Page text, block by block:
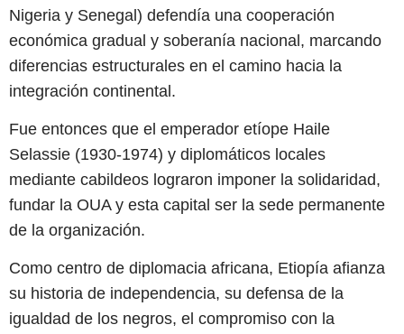
Nigeria y Senegal) defendía una cooperación
económica gradual y soberanía nacional, marcando
diferencias estructurales en el camino hacia la
integración continental.
Fue entonces que el emperador etíope Haile
Selassie (1930-1974) y diplomáticos locales
mediante cabildeos lograron imponer la solidaridad,
fundar la OUA y esta capital ser la sede permanente
de la organización.
Como centro de diplomacia africana, Etiopía afianza
su historia de independencia, su defensa de la
igualdad de los negros, el compromiso con la